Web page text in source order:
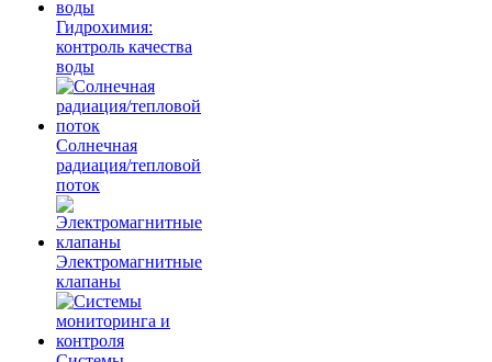
Гидрохимия:
контроль качества
воды
Солнечная
радиация/тепловой
поток
Электромагнитные
клапаны